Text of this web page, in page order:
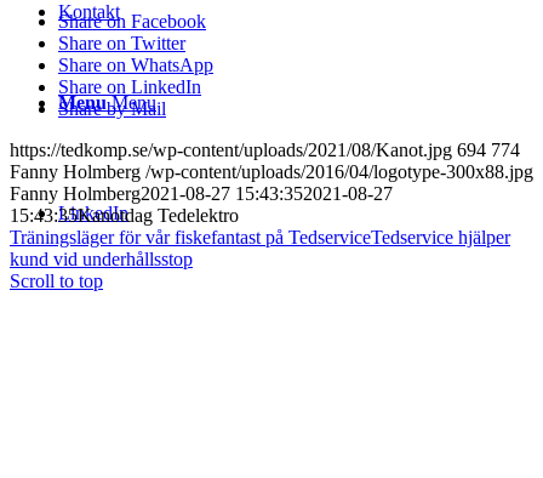
Kontakt
Menu Menu
LinkedIn
Share on Facebook
Share on Twitter
Share on WhatsApp
Share on LinkedIn
Share by Mail
https://tedkomp.se/wp-content/uploads/2021/08/Kanot.jpg 694 774
Fanny Holmberg /wp-content/uploads/2016/04/logotype-300x88.jpg
Fanny Holmberg2021-08-27 15:43:352021-08-27
15:43:35Kanotdag Tedelektro
Träningsläger för vår fiskefantast på TedserviceTedservice hjälper
kund vid underhållsstop
Scroll to top